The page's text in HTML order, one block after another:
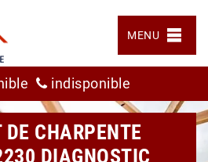
MENU
indisponible
CHARPENTE
DIAGNOSTIC